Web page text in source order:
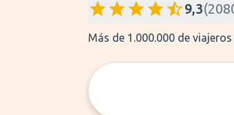
9,3(
Más de 1.000.000 de